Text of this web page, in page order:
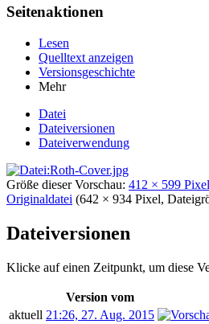
Seitenaktionen
Lesen
Quelltext anzeigen
Versionsgeschichte
Mehr
Datei
Dateiversionen
Dateiverwendung
Größe dieser Vorschau: 412 × 599 Pixel
Originaldatei (642 × 934 Pixel,
Dateiversionen
Klicke auf einen Zeitpunkt, um diese
Version vom
aktuell 21:26, 27. Aug. 2015